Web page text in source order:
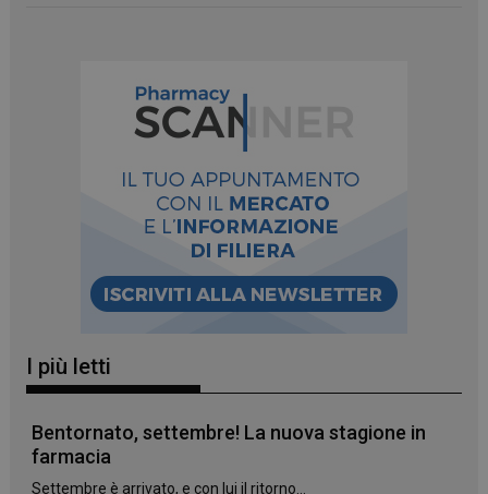
I più letti
Bentornato, settembre! La nuova stagione in
farmacia
Settembre è arrivato, e con lui il ritorno...
_ga_YJ0035S3E9 .panoramacosmetico.it
1 anno 1